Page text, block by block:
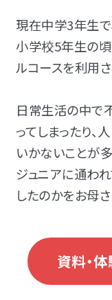
発達障害とは
個人情報保護方針
現在中学3年生で
小学校5年生の
ルコースを利用さ
日常生活の中で
ってしまったり、
いかないことが
ジュニアに通わ
したのかをお母
資料・